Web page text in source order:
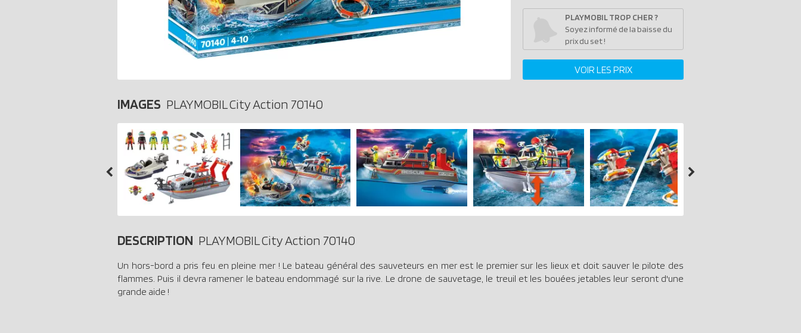
PLAYMOBIL TROP CHER ?
Soyez informé de la baisse du
prix du set !
VOIR LES PRIX
IMAGES PLAYMOBIL City Action 70140
DESCRIPTION PLAYMOBIL City Action 70140
Un hors-bord a pris feu en pleine mer ! Le bateau général des sauveteurs en mer est le premier sur les lieux et doit sauver le pilote des
flammes. Puis il devra ramener le bateau endommagé sur la rive. Le drone de sauvetage, le treuil et les bouées jetables leur seront d'une
grande aide !